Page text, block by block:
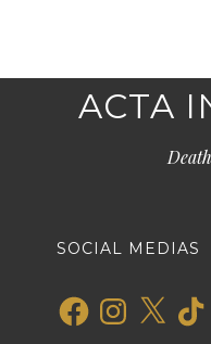
ACTA
SOCIAL MEDIAS
FacebookInstagram
X